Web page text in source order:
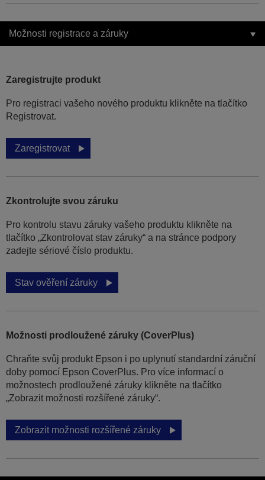
Možnosti registrace a záruky
Zaregistrujte produkt
Pro registraci vašeho nového produktu klikněte na tlačítko
Registrovat.
Zaregistrovat
Zkontrolujte svou záruku
Pro kontrolu stavu záruky vašeho produktu klikněte na
tlačítko „Zkontrolovat stav záruky“ a na stránce podpory
zadejte sériové číslo produktu.
Stav ověření záruky
Možnosti prodloužené záruky (CoverPlus)
Chraňte svůj produkt Epson i po uplynutí standardní záruční
doby pomocí Epson CoverPlus. Pro více informací o
možnostech prodloužené záruky klikněte na tlačítko
„Zobrazit možnosti rozšířené záruky“.
Zobrazit možnosti rozšířené záruky